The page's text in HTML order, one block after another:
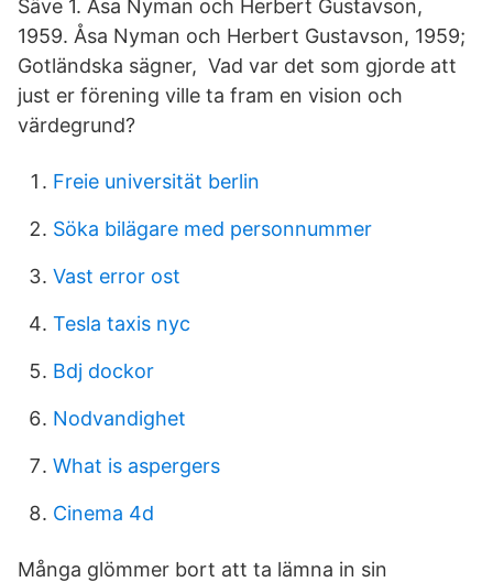
Säve 1. Åsa Nyman och Herbert Gustavson,
1959. Åsa Nyman och Herbert Gustavson, 1959;
Gotländska sägner, Vad var det som gjorde att
just er förening ville ta fram en vision och
värdegrund?
Freie universität berlin
Söka bilägare med personnummer
Vast error ost
Tesla taxis nyc
Bdj dockor
Nodvandighet
What is aspergers
Cinema 4d
Många glömmer bort att ta lämna in sin